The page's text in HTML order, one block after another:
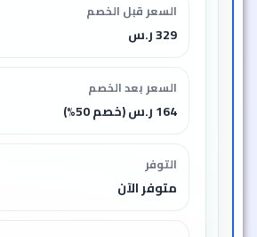
السعر قبل الخصم
329 ر.س
السعر بعد الخصم
164 ر.س (خصم 50%)
التوفر
متوفر الآن